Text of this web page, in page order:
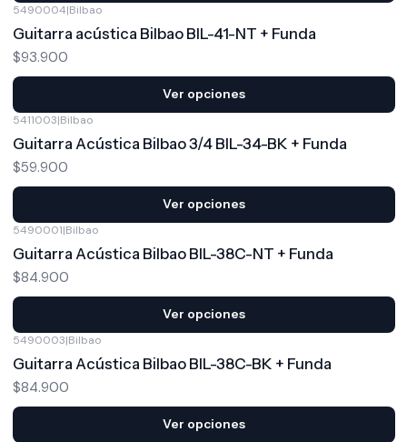
5490004|Bilbao
Guitarra acústica Bilbao BIL-41-NT + Funda
$93.900
Ver opciones
5411003|Bilbao
Guitarra Acústica Bilbao 3/4 BIL-34-BK + Funda
$59.900
Ver opciones
5490001|Bilbao
Guitarra Acústica Bilbao BIL-38C-NT + Funda
$84.900
Ver opciones
5490003|Bilbao
Guitarra Acústica Bilbao BIL-38C-BK + Funda
$84.900
Ver opciones